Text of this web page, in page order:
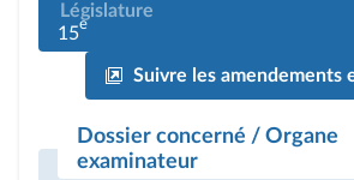
Législature
15e
Suivre les amendements
Dossier concerné / Organe
examinateur